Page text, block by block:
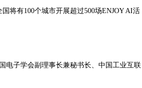
将有100个城市开展超过500场ENJOY AI活
电子学会副理事长兼秘书长、中国工业互联